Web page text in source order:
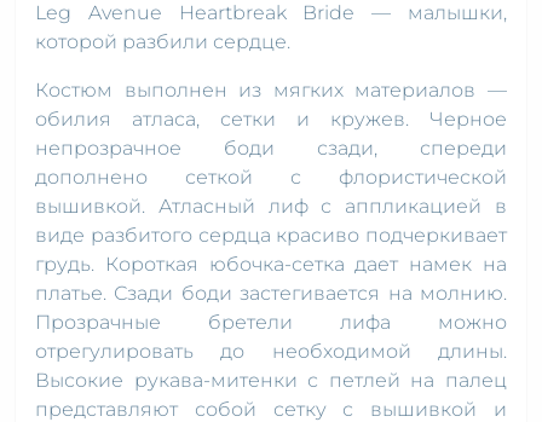
Leg Avenue Heartbreak Bride — малышки,
которой разбили сердце.
Костюм выполнен из мягких материалов —
обилия атласа, сетки и кружев. Черное
непрозрачное боди сзади, спереди
дополнено сеткой с флористической
вышивкой. Атласный лиф с аппликацией в
виде разбитого сердца красиво подчеркивает
грудь. Короткая юбочка-сетка дает намек на
платье. Сзади боди застегивается на молнию.
Прозрачные бретели лифа можно
отрегулировать до необходимой длины.
Высокие рукава-митенки с петлей на палец
представляют собой сетку с вышивкой и